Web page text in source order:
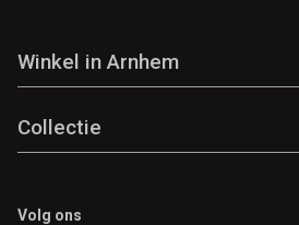
Winkel in Arnhem
Collectie
Volg ons